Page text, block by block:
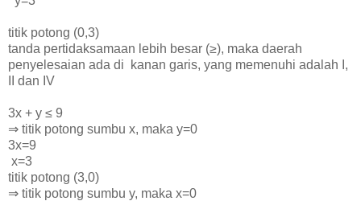
titik potong (0,3)
tanda pertidaksamaan lebih besar (≥), maka daerah
penyelesaian ada di kanan garis, yang memenuhi adalah I,
II dan IV
3x + y ≤ 9
⇒ titik potong sumbu x, maka y=0
3x=9
x=3
titik potong (3,0)
⇒ titik potong sumbu y, maka x=0